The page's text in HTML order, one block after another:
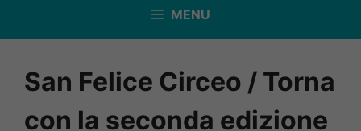
MENU
San Felice Circeo / Torna
con la seconda edizione